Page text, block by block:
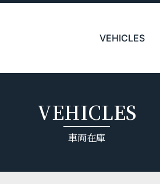
VEHICLES
VEHICLES
車両在庫